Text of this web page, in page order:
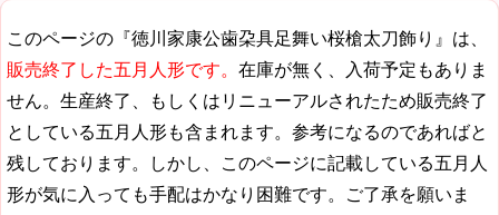
このページの『徳川家康公歯朶具足舞い桜槍太刀飾り』は、
販売終了した五月人形です。 在庫が無く、入荷予定もありま
せん。生産終了、もしくはリニューアルされたため販売終了
としている五月人形も含まれます。参考になるのであればと
残しております。しかし、このページに記載している五月人
形が気に入っても手配はかなり困難です。ご了承を願いま